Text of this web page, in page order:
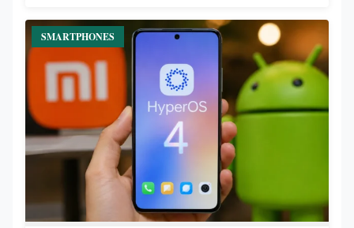
SMARTPHONES